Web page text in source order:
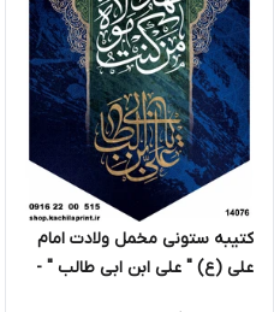
کتیبه ستونی مخمل ولادت امام
علی (ع) " علی ابن ابی طالب " -